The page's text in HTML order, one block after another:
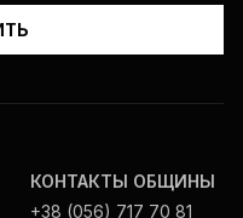
КОНТАКТЫ ОБЩИНЫ
+38 (056) 717 70 81